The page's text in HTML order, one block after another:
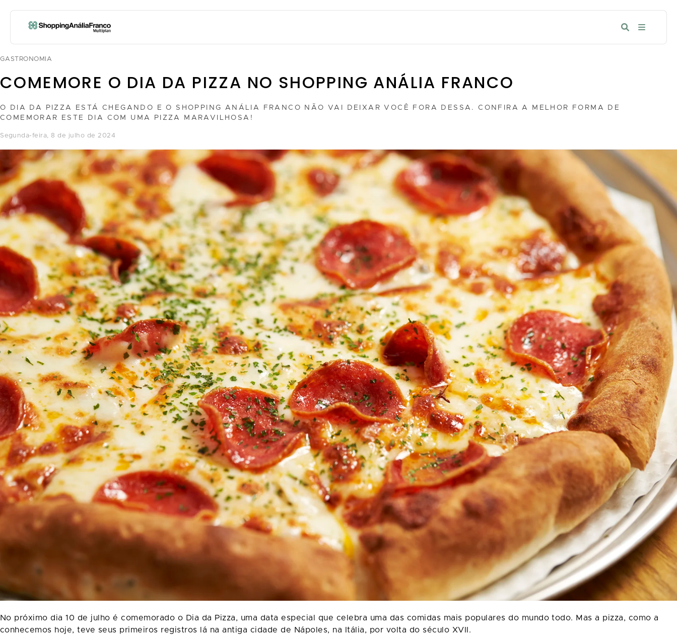
GASTRONOMIA
COMEMORE O DIA DA PIZZA NO SHOPPING ANÁLIA FRANCO
O DIA DA PIZZA ESTÁ CHEGANDO E O SHOPPING ANÁLIA FRANCO NÃO VAI DEIXAR VOCÊ FORA DESSA. CONFIRA A MELHOR FORMA DE
COMEMORAR ESTE DIA COM UMA PIZZA MARAVILHOSA!
segunda-feira, 8 de julho de 2024
No próximo dia 10 de julho é comemorado o Dia da Pizza, uma data especial que celebra uma das comidas mais populares do mundo todo. Mas a pizza, como a
conhecemos hoje, teve seus primeiros registros lá na antiga cidade de Nápoles, na Itália, por volta do século XVII.